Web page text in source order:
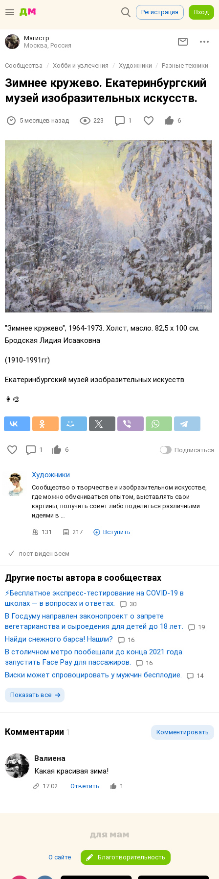
Регистрация Вход
Магистр
Москва, Россия
Сообщества Хобби и увлечения Художники Разные техники
Зимнее кружево. Екатеринбургский
музей изобразительных искусств.
5 месяцев назад 223 1 6
"Зимнее кружево", 1964-1973. Холст, масло. 82,5 х 100 см.
Бродская Лидия Исааковна
(1910-1991гг)
Екатеринбургский музей изобразительных искусств
👩‍🎨
1 6 Подписаться
Художники
Сообщество о творчестве и изобразительном искусстве,
где можно обмениваться опытом, выставлять свои
картины, получить совет либо поделиться различными
идеями в …
131 217 Вступить
пост виден всем
Другие посты автора в сообществах
⚡️Бесплатное экспресс-тестирование на COVID-19 в
школах — в вопросах и ответах.
30
В Госдуму направлен законопроект о запрете
вегетарианства и сыроедения для детей до 18 лет.
19
Найди снежного барса! Нашли? 16
В столичном метро пообещали до конца 2021 года
запустить Face Pay для пассажиров.
16
Виски может спровоцировать у мужчин бесплодие. 14
Показать все
Комментарии 1 Комментировать
Валиенa
Какая красивая зима!
17.02 Ответить 1
О сайте Благотворительность